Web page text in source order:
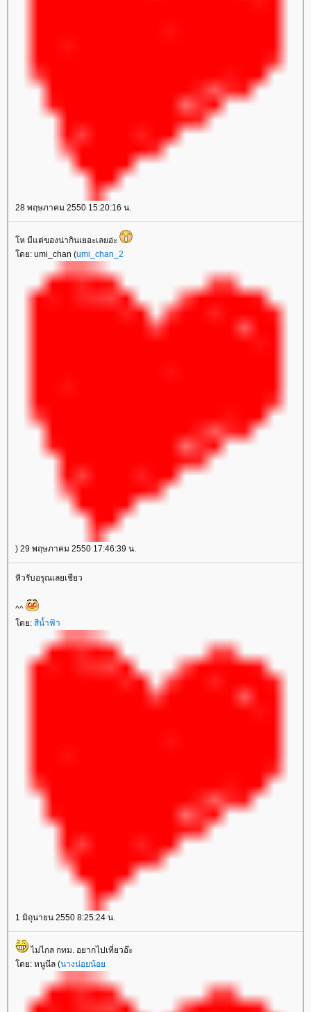
28 พฤษภาคม 2550 15:20:16 น.
ห มีแต่ของน่ากินเยอะเลยอ่ะ
ดย: umi_chan (umi_chan_2
) 29 พฤษภาคม 2550 17:46:39 น.
หิวรับอรุณเลยเชียว
^^
ดย: สีน้ำฟ้า
1 มิถุนายน 2550 8:25:24 น.
ไม่ไกล กทม. อยากไปเที่ยวอ๊ะ
ดย: หนูนีล (นางน่อยน้อ